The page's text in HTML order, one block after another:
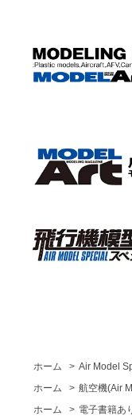
ホーム > Air Model
ホーム
> 航空機(Air
ホーム
> 電子書籍あ